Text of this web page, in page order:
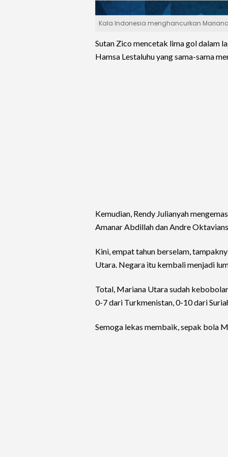
Kala Indonesia menghancurkan Mariana
Sutan Zico mencetak lima gol dalam
Hamsa Lestaluhu yang sama-sama
Kemudian, Rendy Julianyah
Amanar Abdillah dan Andre
Kini, empat tahun berselam,
Utara. Negara itu kembali menjadi
Total, Mariana Utara sudah
0-7 dari Turkmenistan, 0-10 dari
Semoga lekas membaik, sepak bola